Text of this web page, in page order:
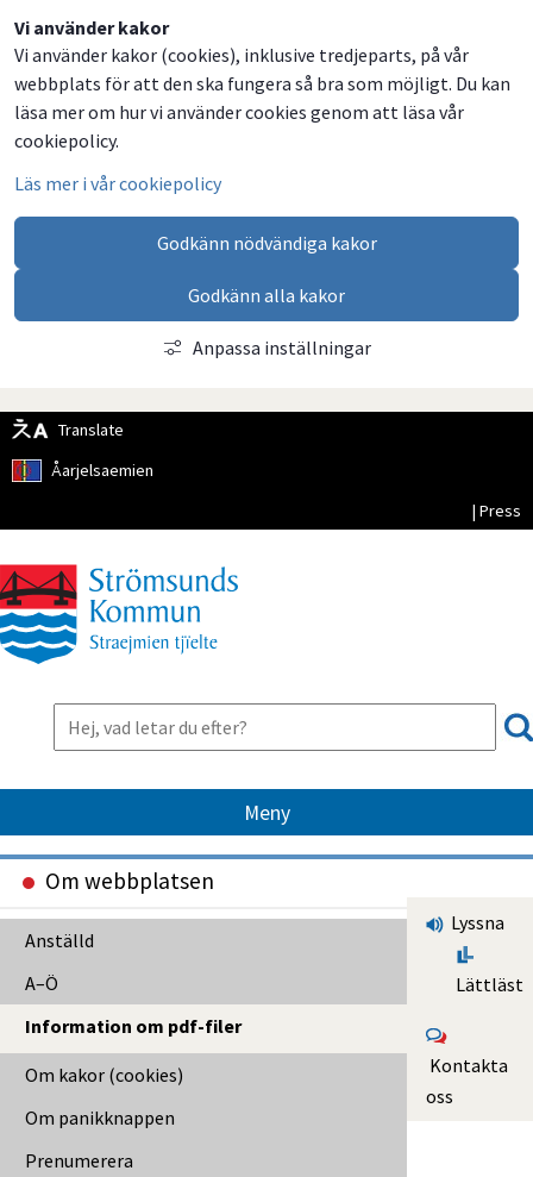
Vi använder kakor
Vi använder kakor (cookies), inklusive tredjeparts, på vår
webbplats för att den ska fungera så bra som möjligt. Du kan
läsa mer om hur vi använder cookies genom att läsa vår
cookiepolicy.
Läs mer i vår cookiepolicy
Godkänn nödvändiga kakor
Godkänn alla kakor
Anpassa inställningar
Translate
Åarjelsaemien
| Press
Meny
Om webbplatsen
Anställd
A–Ö
Information om pdf-filer
Om kakor (cookies)
Om panikknappen
Prenumerera
Lyssna
Lättläst
Kontakta
oss
Dela
på
Facebook
Dela
på
Twitter
Dela
på
LinkedIn
Dela
via
email